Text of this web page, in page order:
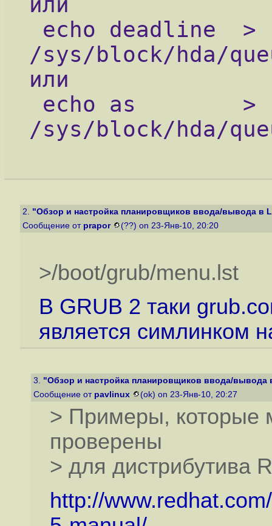
/sys/block/hda/
или
/sys/block/hda/
2. "Обзор и настройка планировщиков ввода/вывода в
Сообщение от prapor (??) on 23-Янв-10, 20:20
>/boot/grub/menu.lst
В GRUB 2 таки
является симлинком
3. "Обзор и настройка планировщиков ввода/вывода
Сообщение от pavlinux (ok) on 23-Янв-10, 20:27
> Примеры, которые
проверены
> для дистрибутива
http://